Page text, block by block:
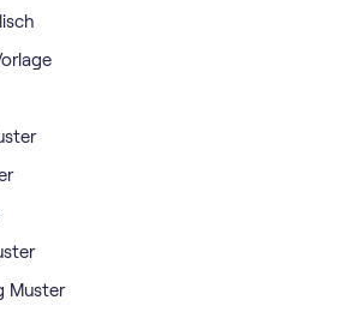
Muster